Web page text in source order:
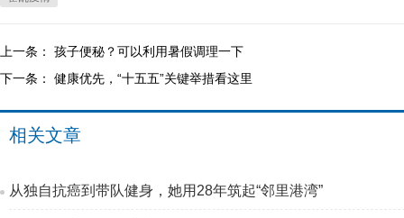
上一条： 孩子便秘？可以利用暑假调理一下
下一条： 健康优先，“十五五”关键举措看这里
相关文章
从独自抗癌到带队健身，她用28年筑起“邻里港湾”